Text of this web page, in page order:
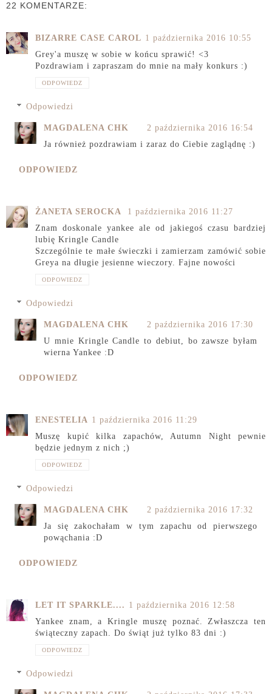
22 KOMENTARZE:
BIZARRE CASE CAROL 1 października 2016 10:55
Grey'a muszę w sobie w końcu sprawić! <3
Pozdrawiam i zapraszam do mnie na mały konkurs :)
ODPOWIEDZ
Odpowiedzi
MAGDALENA CHK
2 października 2016 16:54
Ja również pozdrawiam i zaraz do Ciebie zaglądnę :)
ODPOWIEDZ
ŻANETA SEROCKA
1 października 2016 11:27
Znam doskonale yankee ale od jakiegoś czasu bardziej
lubię Kringle Candle
Szczególnie te małe świeczki i zamierzam zamówić sobie
Greya na długie jesienne wieczory. Fajne nowości
ODPOWIEDZ
Odpowiedzi
MAGDALENA CHK
2 października 2016 17:30
U mnie Kringle Candle to debiut, bo zawsze byłam
wierna Yankee :D
ODPOWIEDZ
ENESTELIA 1 października 2016 11:29
Muszę kupić kilka zapachów, Autumn Night pewnie
będzie jednym z nich ;)
ODPOWIEDZ
Odpowiedzi
MAGDALENA CHK
2 października 2016 17:32
Ja się zakochałam w tym zapachu od pierwszego
powąchania :D
ODPOWIEDZ
LET IT SPARKLE.... 1 października 2016 12:58
Yankee znam, a Kringle muszę poznać. Zwłaszcza ten
świąteczny zapach. Do świąt już tylko 83 dni :)
ODPOWIEDZ
Odpowiedzi